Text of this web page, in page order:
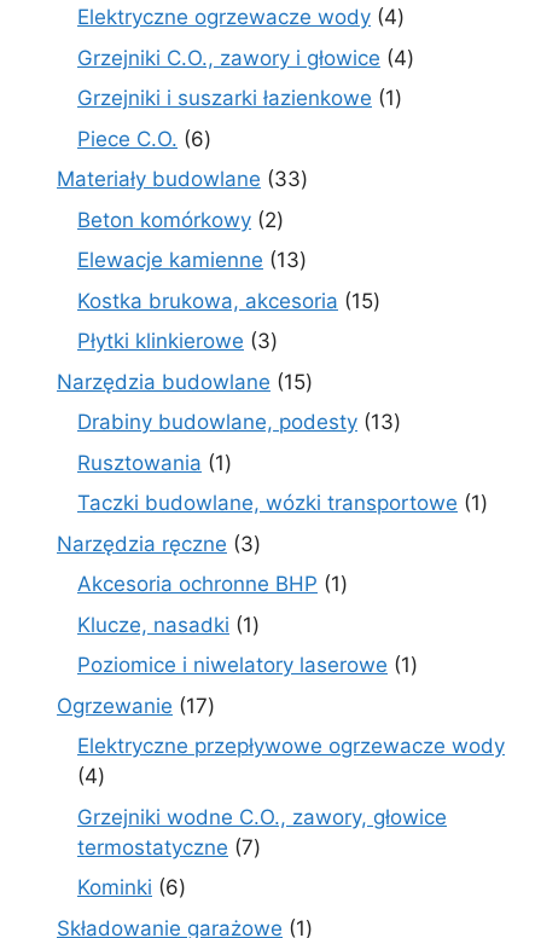
Elektryczne ogrzewacze wody 44
produkty
Grzejniki C.O., zawory i głowice 44
Grzejniki i suszarki łazienkowe 11
Piece C.O. 66
produktów
Materiały budowlane 3333
Beton komórkowy 22
produkty
Elewacje kamienne 1313
produktów
Kostka brukowa, akcesoria 1515
Płytki klinkierowe 33
produkty
Narzędzia budowlane 1515
produktów
Drabiny budowlane, podesty 1313
Rusztowania 11
produkt
Taczki budowlane, wózki transportowe 11
Narzędzia ręczne 33
produkty
Akcesoria ochronne BHP 11
Klucze, nasadki 11
produkt
Poziomice i niwelatory laserowe 11
Ogrzewanie 1717
produktów
Elektryczne przepływowe ogrzewacze wody
44
produkty
Grzejniki wodne C.O., zawory, głowice
termostatyczne 77
Kominki 66
produktów
Składowanie garażowe 11